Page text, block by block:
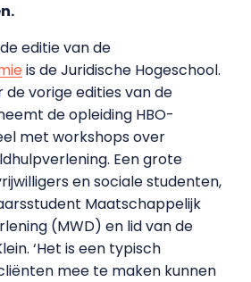
editie van de
is de Juridische Hogeschool.
vorige edities van de
de opleiding HBO-
met workshops over
Een grote
en sociale studenten,
Maatschappelijk
(MWD) en lid van de
‘Het is een typisch
mee te maken kunnen